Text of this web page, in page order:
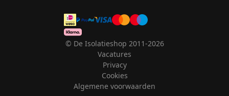
© De Isolatieshop 2011-2026
Vacatures
Privacy
Cookies
Algemene voorwaarden